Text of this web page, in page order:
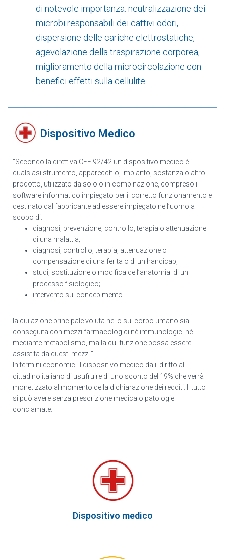
di notevole importanza: neutralizzazione dei
microbi responsabili dei cattivi odori,
dispersione delle cariche elettrostatiche,
agevolazione della traspirazione corporea,
miglioramento della microcircolazione con
benefici effetti sulla cellulite.
Dispositivo Medico
“Secondo la direttiva CEE 92/42 un dispositivo medico è
qualsiasi strumento, apparecchio, impianto, sostanza o altro
prodotto, utilizzato da solo o in combinazione, compreso il
software informatico impiegato per il corretto funzionamento e
destinato dal fabbricante ad essere impiegato nell’uomo a
scopo di:
diagnosi, prevenzione, controllo, terapia o attenuazione
di una malattia;
diagnosi, controllo, terapia, attenuazione o
compensazione di una ferita o di un handicap;
studi, sostituzione o modifica dell’anatomia di un
processo fisiologico;
intervento sul concepimento.
la cui azione principale voluta nel o sul corpo umano sia
conseguita con mezzi farmacologici nè immunologici nè
mediante metabolismo, ma la cui funzione possa essere
assistita da questi mezzi.”
In termini economici il dispositivo medico da il diritto al
cittadino italiano di usufruire di uno sconto del 19% che verrà
monetizzato al momento della dichiarazione dei redditi. Il tutto
si può avere senza prescrizione medica o patologie
conclamate.
Dispositivo medico